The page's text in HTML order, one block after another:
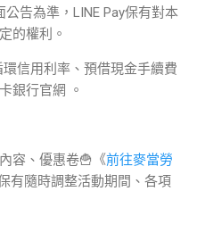
告為準，LINE Pay保有對本
的權利。
信用利率、預借現金手續費
銀行官網 。
容、優惠卷🍟《前往麥當勞
有隨時調整活動期間、各項